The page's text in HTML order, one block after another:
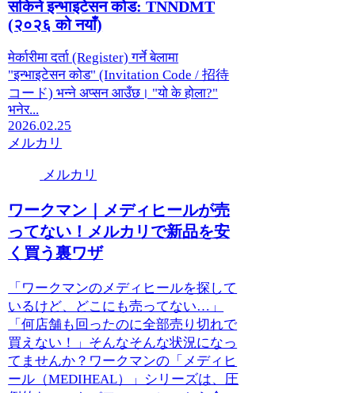
सकिने इन्भाइटेसन कोड: TNNDMT
(२०२६ को नयाँ)
मेर्कारीमा दर्ता (Register) गर्ने बेलामा
"इन्भाइटेसन कोड" (Invitation Code / 招待
コード) भन्ने अप्सन आउँछ। "यो के होला?"
भनेर...
2026.02.25
メルカリ
メルカリ
ワークマン｜メディヒールが売
ってない！メルカリで新品を安
く買う裏ワザ
「ワークマンのメディヒールを探して
いるけど、どこにも売ってない…」
「何店舗も回ったのに全部売り切れで
買えない！」そんなそんな状況になっ
てませんか？ワークマンの「メディヒ
ール（MEDIHEAL）」シリーズは、圧